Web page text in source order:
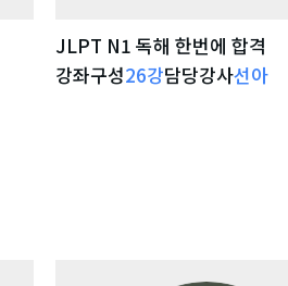
JLPT N1 독해 한번에 합격
강좌구성26강담당강사선아